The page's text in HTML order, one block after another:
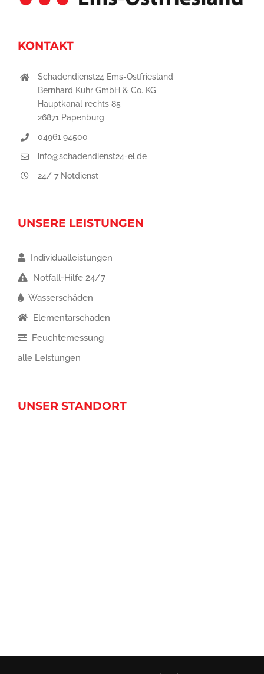
KONTAKT
Schadendienst24 Ems-Ostfriesland
Bernhard Kuhr GmbH & Co. KG
Hauptkanal rechts 85
26871 Papenburg
04961 94500
info@schadendienst24-el.de
24/ 7 Notdienst
UNSERE LEISTUNGEN
Individualleistungen
Notfall-Hilfe 24/7
Wasserschäden
Elementarschaden
Feuchtemessung
alle Leistungen
UNSER STANDORT